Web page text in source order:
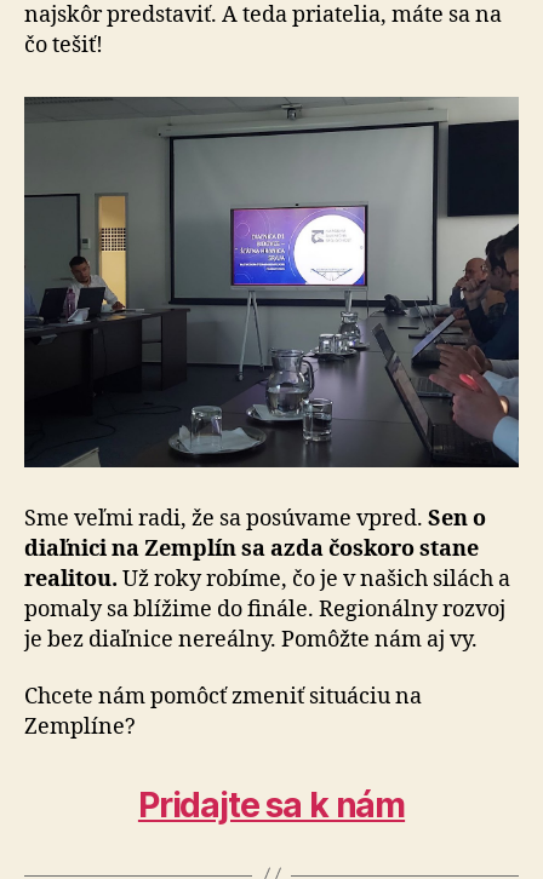
najskôr predstaviť. A teda priatelia, máte sa na
čo tešiť!
Sme veľmi radi, že sa posúvame vpred. Sen o
diaľnici na Zemplín sa azda čoskoro stane
realitou. Už roky robíme, čo je v našich silách a
pomaly sa blížime do finále. Regionálny rozvoj
je bez diaľnice nereálny. Pomôžte nám aj vy.
Chcete nám pomôcť zmeniť situáciu na
Zemplíne?
Pridajte sa k nám